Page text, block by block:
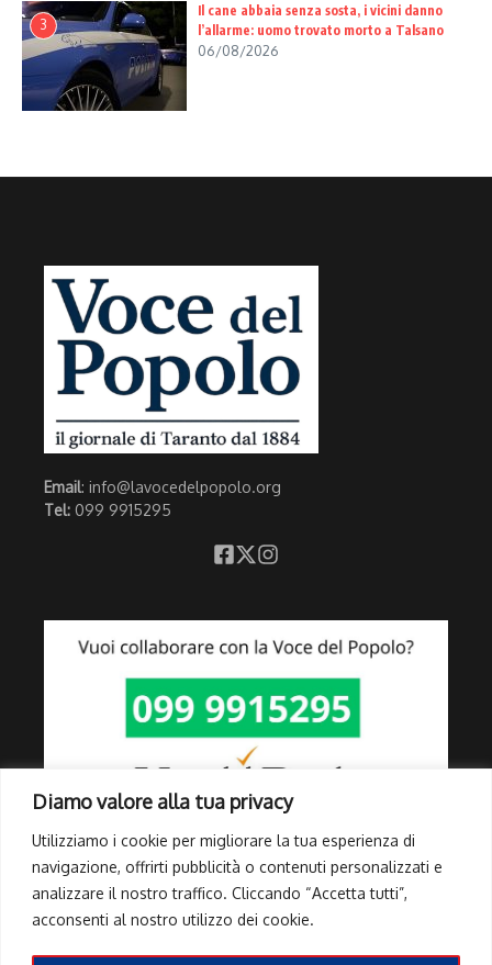
Diamo valore alla tua privacy
Utilizziamo i cookie per migliorare la tua esperienza di
navigazione, offrirti pubblicità o contenuti personalizzati e
analizzare il nostro traffico. Cliccando “Accetta tutti”,
acconsenti al nostro utilizzo dei cookie.
3
Il cane abbaia senza sosta, i vicini danno
l’allarme: uomo trovato morto a Talsano
06/08/2026
Email: info@lavocedelpopolo.org
Tel: 099 9915295
Link Utili